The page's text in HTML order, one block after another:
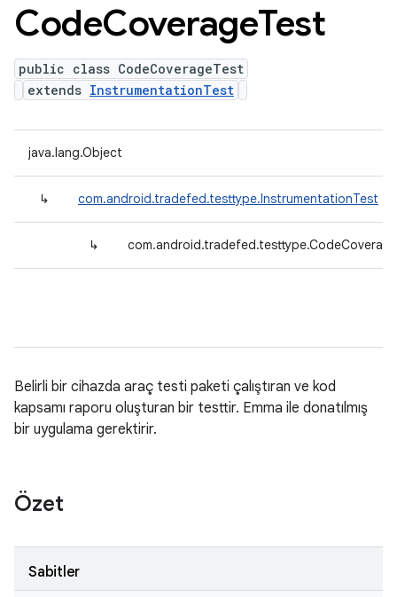
CodeCoverageTest
public class CodeCoverageTest
extends InstrumentationTest
java.lang.Object
↳ com.android.tradefed.testtype.InstrumentationTest
↳
Belirli bir cihazda araç testi paketi çalıştıran ve kod
kapsamı raporu oluşturan bir testtir. Emma ile donatılmış
bir uygulama gerektirir.
Özet
Sabitler